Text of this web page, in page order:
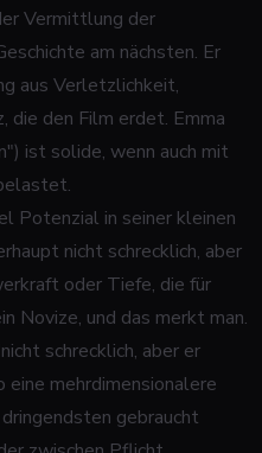
Vermittlung der
am nächsten. Er
aus Verletzlichkeit,
die den Film erdet. Emma
ist solide, wenn auch mit
Potenzial in seiner kleinen
nicht schrecklich, aber
oder Tiefe, die für
Novize, und das merkt man.
schrecklich, aber er
mehrdimensionalere
gebraucht